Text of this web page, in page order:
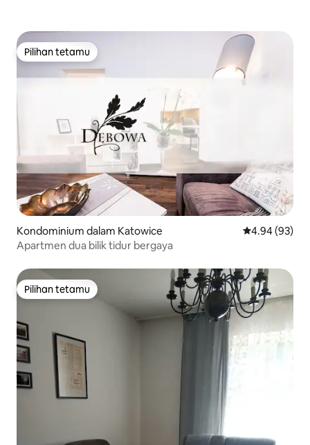
Pilihan tetamu
Pilihan tetamu
Kondominium dalam Katowice Penarafan
4.94 (93)
Apartmen dua bilik tidur bergaya
Pilihan tetamu
Pilihan tetamu